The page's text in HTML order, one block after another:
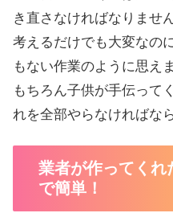
き直さなければなりません
考えるだけでも大変なの
もない作業のように思え
もちろん子供が手伝って
れを全部やらなければな
業者が作ってくれ
で簡単！